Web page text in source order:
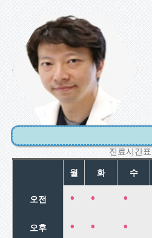
손창업
부인과내시경
수술/자궁근종
클리닉
진료시간표
월
화 수
오전 • • •
오후 • • •